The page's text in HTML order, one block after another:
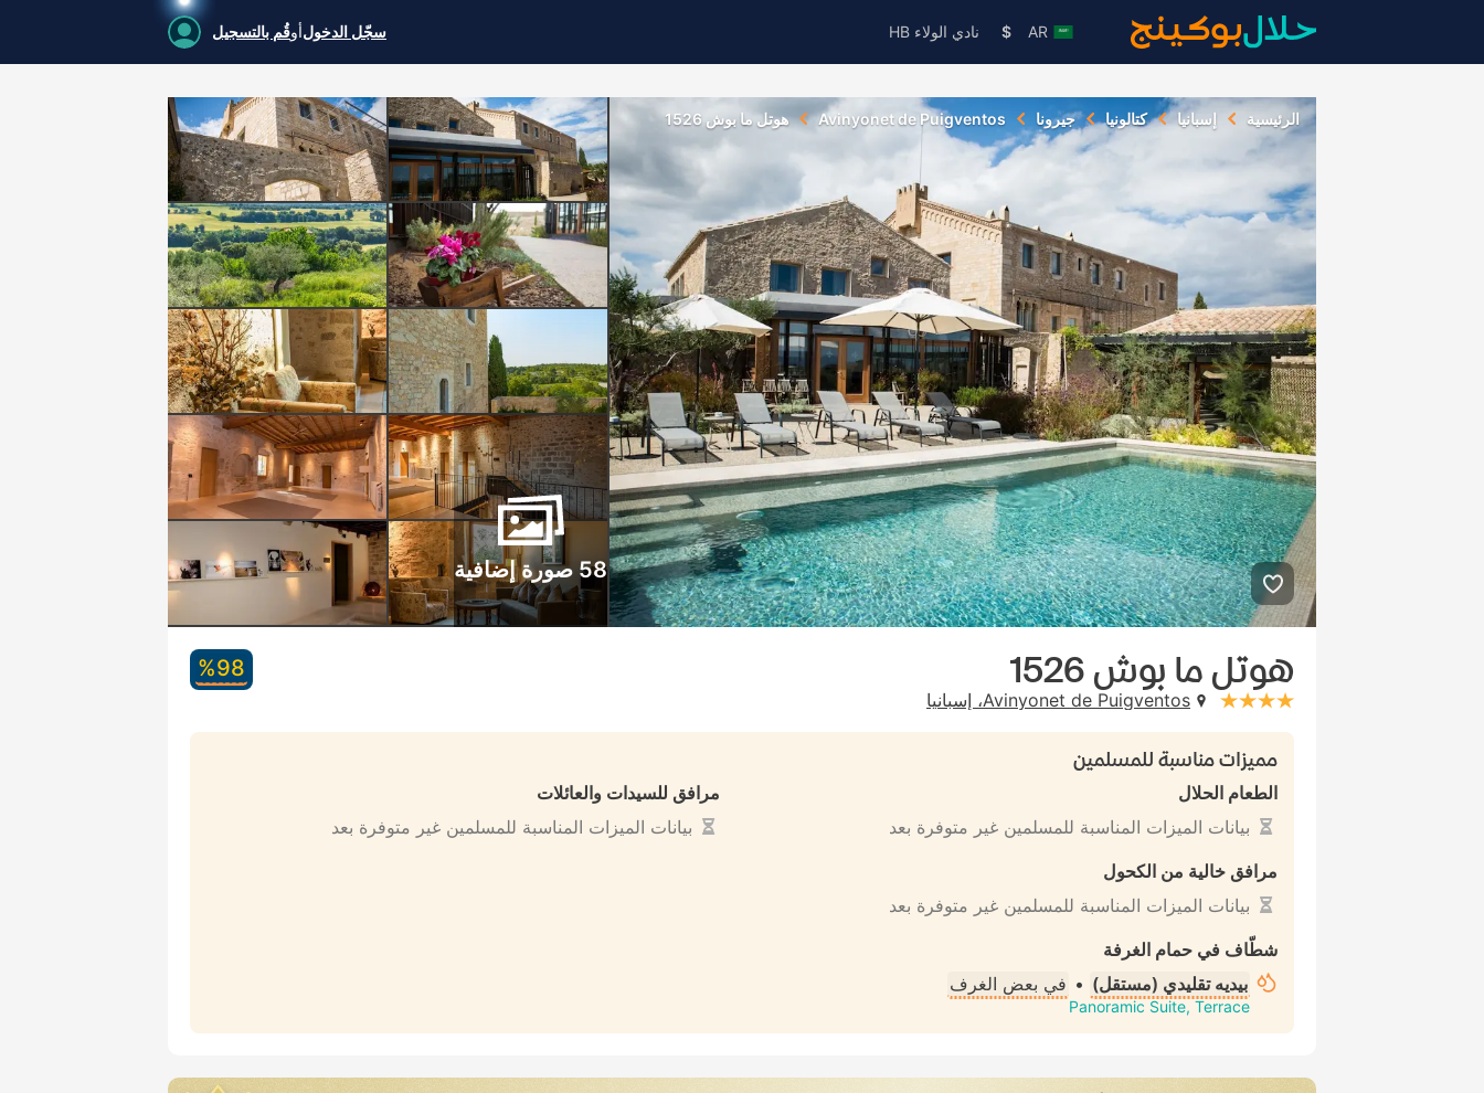
AR
$ نادي الولاء HB سجّل الدخولأوقُم بالتسجيل
الرئيسية إسبانيا كتالونيا جيرونا Avinyonet de Puigventos هوتل ما بوش 1526
58 صورة إضافية
هوتل ما بوش 1526
stars: 4
Avinyonet de Puigventos، إسبانيا
98‏%
مميزات مناسبة للمسلمين
الطعام الحلال
بيانات الميزات المناسبة للمسلمين غير متوفرة بعد
مرافق خالية من الكحول
بيانات الميزات المناسبة للمسلمين غير متوفرة بعد
شطّاف في حمام الغرفة
بيديه تقليدي (مستقل) • في بعض الغرف
Panoramic Suite, Terrace
مرافق للسيدات والعائلات
بيانات الميزات المناسبة للمسلمين غير متوفرة بعد